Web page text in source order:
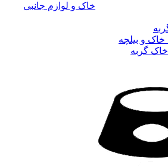
خاک و لوازم جانبی
و بیلچه
خاک گربه